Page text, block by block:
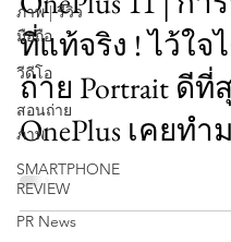
ภาพ | รีวิว
มือถือ
วีดีโอ
สอนถ่าย
ภาพ
SMARTPHONE
REVIEW
PR News
ที่แท้จริง ! ไว้ใจ
ถ่าย Portrait ดี
OnePlus เคยทำ